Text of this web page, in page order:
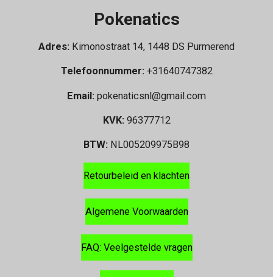
Pokenatics
Adres: Kimonostraat 14, 1448 DS Purmerend
Telefoonnummer:+31640747382
Email: pokenaticsnl@gmail.com
KVK:96377712
BTW: NL005209975B98
Retourbeleid en klachten
Algemene Voorwaarden
FAQ: Veelgestelde vragen